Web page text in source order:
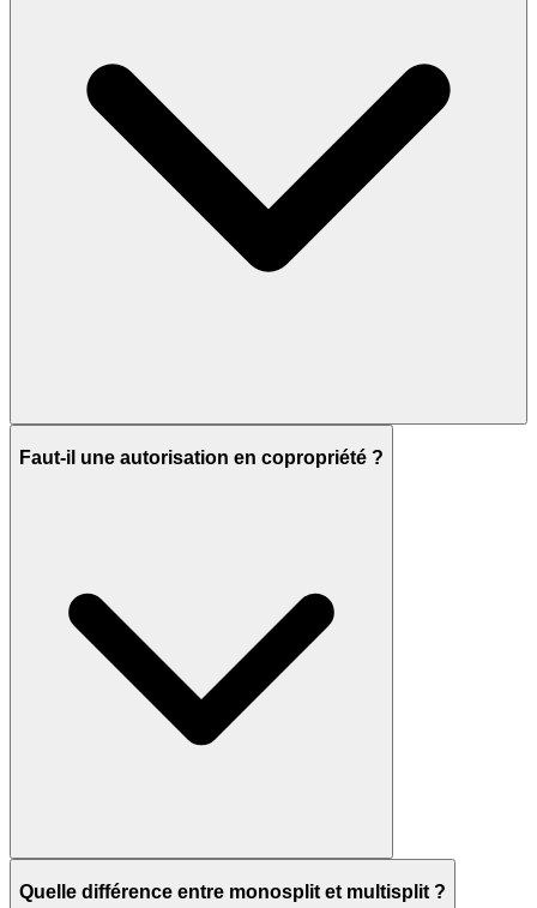
Faut-il une autorisation en copropriété ?
Quelle différence entre monosplit et multisplit ?